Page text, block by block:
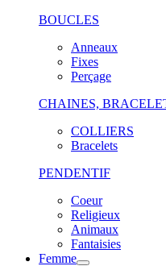
BOUCLES
Anneaux
Fixes
Perçage
CHAINES,
COLLIERS
Bracelets
PENDENTIF
Coeur
Religieux
Animaux
Fantaisies
Femme